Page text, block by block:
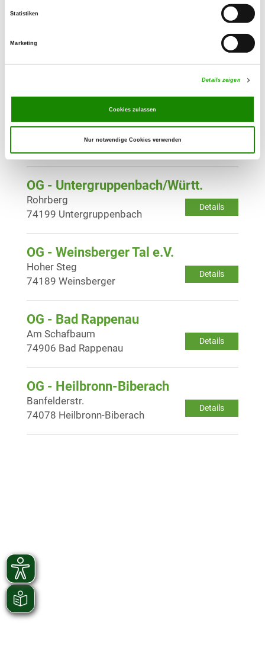
Statistiken
Marketing
Details zeigen
Cookies zulassen
Nur notwendige Cookies verwenden
Details
74632 Neuenstein
OG - Niedernhall
Untere Au
OG - Talheim/Krs. Heilbronn
OG - Untergruppenbach/Württ.
Details
Rohrberg
74199 Untergruppenbach
OG - Weinsberger Tal e.V.
Details
Hoher Steg
74189 Weinsberger
OG - Bad Rappenau
Details
Am Schafbaum
74906 Bad Rappenau
OG - Heilbronn-Biberach
Details
Banfelderstr.
74078 Heilbronn-Biberach